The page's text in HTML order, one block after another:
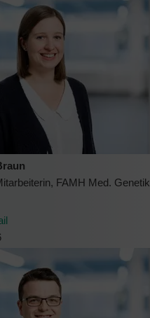
FAMH Med. Genetik